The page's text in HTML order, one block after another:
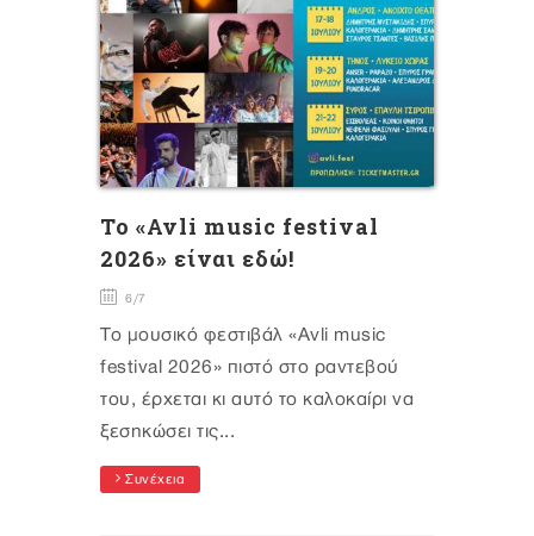
To «Avli music festival
2026» είναι εδώ!
6/7
Το μουσικό φεστιβάλ «Avli music
festival 2026» πιστό στο ραντεβού
του, έρχεται κι αυτό το καλοκαίρι να
ξεσηκώσει τις...
Συνέχεια